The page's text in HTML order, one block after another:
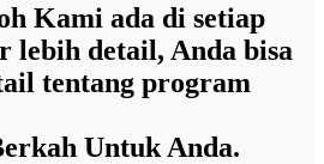
Kami ada di setiap
lebih detail, Anda bisa
tentang program
Untuk Anda.